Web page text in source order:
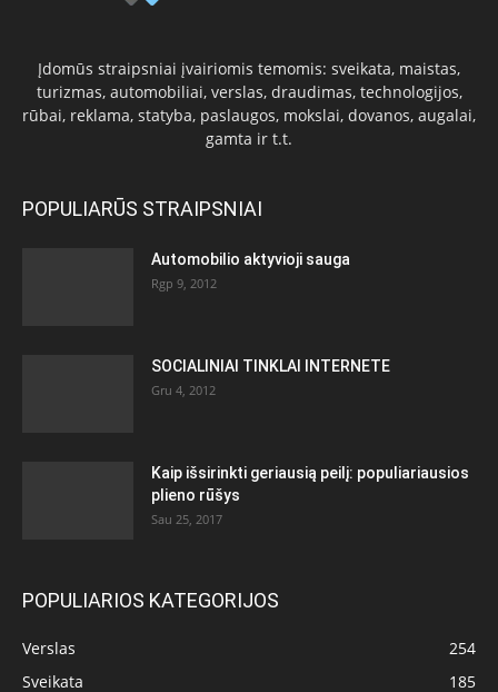
Įdomūs straipsniai įvairiomis temomis: sveikata, maistas,
turizmas, automobiliai, verslas, draudimas, technologijos,
rūbai, reklama, statyba, paslaugos, mokslai, dovanos, augalai,
gamta ir t.t.
POPULIARŪS STRAIPSNIAI
Automobilio aktyvioji sauga
Rgp 9, 2012
SOCIALINIAI TINKLAI INTERNETE
Gru 4, 2012
Kaip išsirinkti geriausią peilį: populiariausios
plieno rūšys
Sau 25, 2017
POPULIARIOS KATEGORIJOS
Verslas
254
Sveikata
185